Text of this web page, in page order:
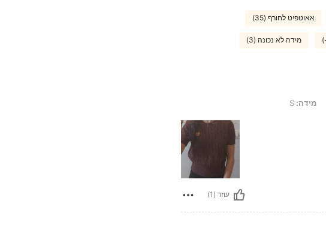
אאוטפיט לחורף (35)
מידה לא נכונה (3)
מידה:
עוזר (1)